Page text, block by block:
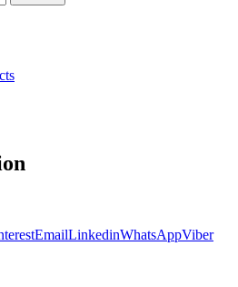
EmailLinkedinWhatsAppViber